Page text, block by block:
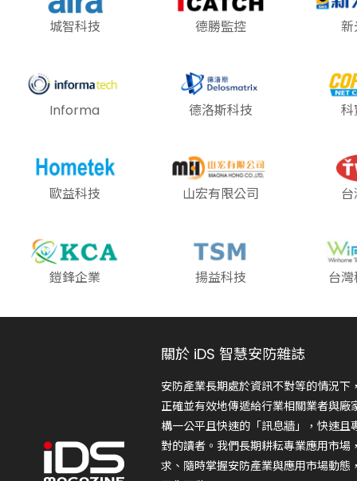
城智科技 德勝監控 新
Informa 德洛斯科技 科
歐益科技 山宏有限公司
鎧鋒企業 揚益科技 台
關於 iDS 智慧安防雜誌
安防產業長期處於資訊不對等的情況
正確並有效地傳遞給行業相關業者與
構一公平且快速的「訊息牆」，快速
對的讀者。我們長期耕耘專業應用市場
求、隨時掌握安防產業與應用市場動態